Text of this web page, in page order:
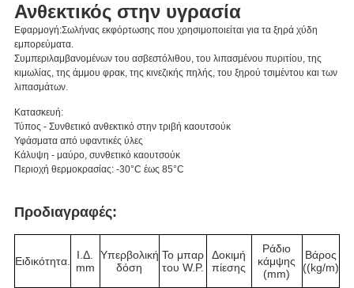
Ανθεκτικός στην υγρασία
Εφαρμογή:Σωλήνας εκφόρτωσης που χρησιμοποιείται για τα ξηρά χύδη
εμπορεύματα.
Συμπεριλαμβανομένων του ασβεστόλιθου, του λιπασμένου πυριτίου, της
κιμωλίας, της άμμου φρακ, της κινεζικής πηλής, του ξηρού τσιμέντου και των
λιπασμάτων.
Κατασκευή:
Τύπος - Συνθετικό ανθεκτικό στην τριβή καουτσούκ
Υφάσματα από υφαντικές ύλες
Κάλυψη - μαύρο, συνθετικό καουτσούκ
Περιοχή θερμοκρασίας: -30°C έως 85°C
Προδιαγραφές:
Ειδικότητα.
Ι.Δ.
mm
Υπερβολική
δόση
Το μπαρ
του W.P.
Δοκιμή
πίεσης
Ράδιο
κάμψης
(mm)
Βάρος
((kg/m)